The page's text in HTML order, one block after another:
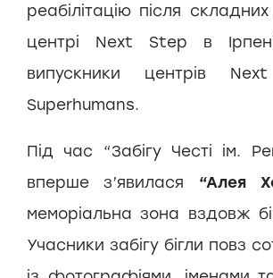
реабілітацію після
центрі Next Step в
випускники центрів
Superhumans.
Під час “Забігу Честі ім.
вперше з’явилася “Алея
меморіальна зона вздовж
Учасники забігу бігли повз